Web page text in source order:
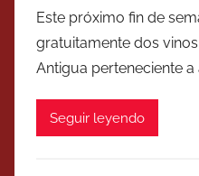
Este próximo fin de
gratuitamente dos
Antigua perteneciente a
Seguir leyendo